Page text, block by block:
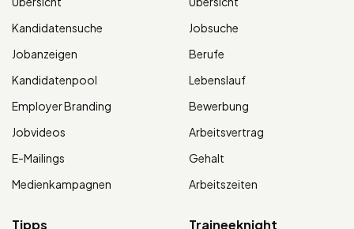
Kandidatensuche
Jobanzeigen
Kandidatenpool
Employer Branding
Jobvideos
E-Mailings
Medienkampagnen
Jobsuche
Berufe
Lebenslauf
Bewerbung
Arbeitsvertrag
Gehalt
Arbeitszeiten
Tipps Traineeknight